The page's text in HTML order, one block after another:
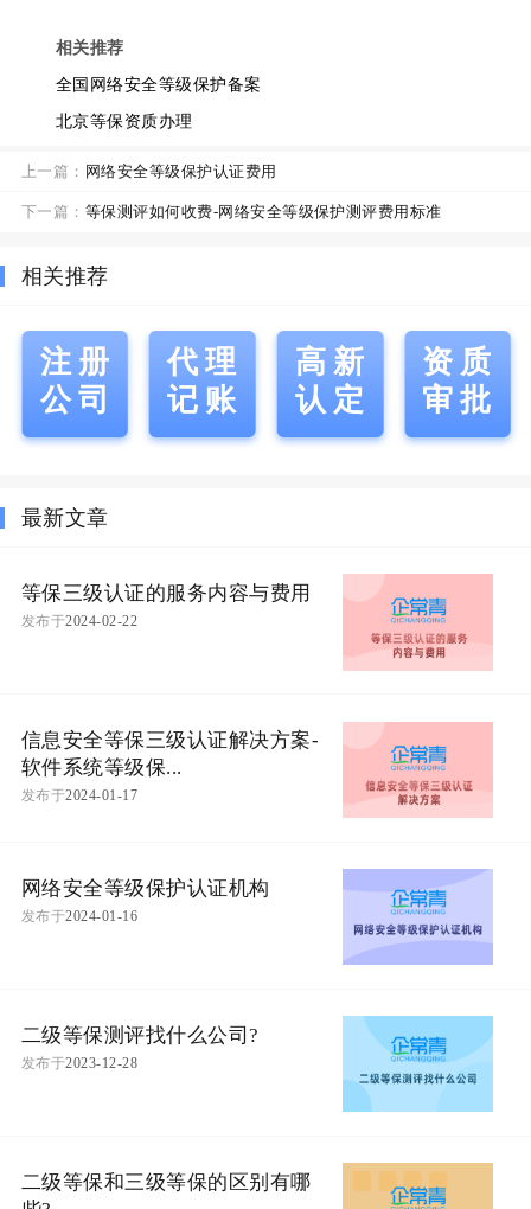
相关推荐
全国网络安全等级保护备案
北京等保资质办理
上一篇： 网络安全等级保护认证费用
下一篇： 等保测评如何收费-网络安全等级保护测评费用标准
相关推荐
注册
公司
代理
记账
高新
认定
资质
审批
最新文章
等保三级认证的服务内容与费用
发布于2024-02-22
信息安全等保三级认证解决方案-
软件系统等级保...
发布于2024-01-17
网络安全等级保护认证机构
发布于2024-01-16
二级等保测评找什么公司?
发布于2023-12-28
二级等保和三级等保的区别有哪